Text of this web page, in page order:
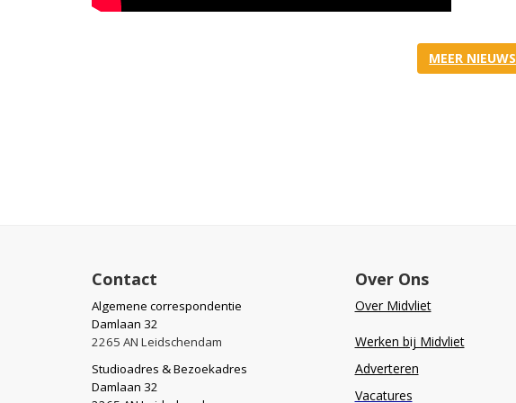
MEER NIEUWS
Contact
Algemene correspondentie
Damlaan 32
2265 AN Leidschendam
Studioadres & Bezoekadres
Damlaan 32
Over Ons
Over Midvliet
Werken bij Midvliet
Adverteren
Vacatures